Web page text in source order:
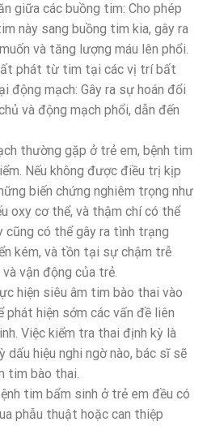
giữa các buồng tim: Cho phép
này sang buồng tim kia, gây ra
và tăng lượng máu lên phổi.
phát từ tim tại các vị trí bất
động mạch: Gây ra sự hoán đổi
và động mạch phổi, dẫn đến
thường gặp ở trẻ em, bệnh tim
Nếu không được điều trị kịp
biến chứng nghiêm trọng như
oxy cơ thể, và thậm chí có thể
cũng có thể gây ra tình trạng
kém, và tồn tại sự chậm trễ
vận động của trẻ.
hiện siêu âm tim bào thai vào
phát hiện sớm các vấn đề liên
Việc kiểm tra thai định kỳ là
dấu hiệu nghi ngờ nào, bác sĩ sẽ
tim bào thai.
tim bẩm sinh ở trẻ em đều có
phẫu thuật hoặc can thiệp